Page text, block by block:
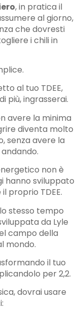
, in pratica il
al giorno,
che dovresti
i chili in
al tuo TDEE,
più, ingrasserai.
avere la minima
diventa molto
senza avere la
non è
hanno sviluppato
proprio TDEE.
stesso tempo
da Lyle
campo della
mondo.
il tuo
per 2,2.
dovrai usare